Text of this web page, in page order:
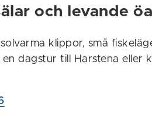
och levande
klippor, små
dagstur till Harstena eller